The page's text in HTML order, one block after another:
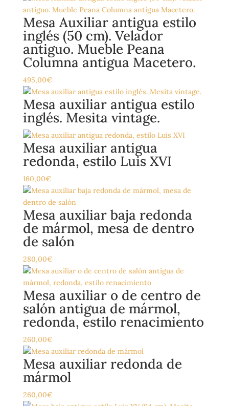
Mesa Auxiliar antigua estilo
inglés (50 cm). Velador
antiguo. Mueble Peana
Columna antigua Macetero.
495,00€
Mesa auxiliar antigua estilo
inglés. Mesita vintage.
Mesa auxiliar antigua
redonda, estilo Luis XVI
160,00€
Mesa auxiliar baja redonda
de mármol, mesa de dentro
de salón
280,00€
Mesa auxiliar o de centro de
salón antigua de mármol,
redonda, estilo renacimiento
260,00€
Mesa auxiliar redonda de
mármol
260,00€